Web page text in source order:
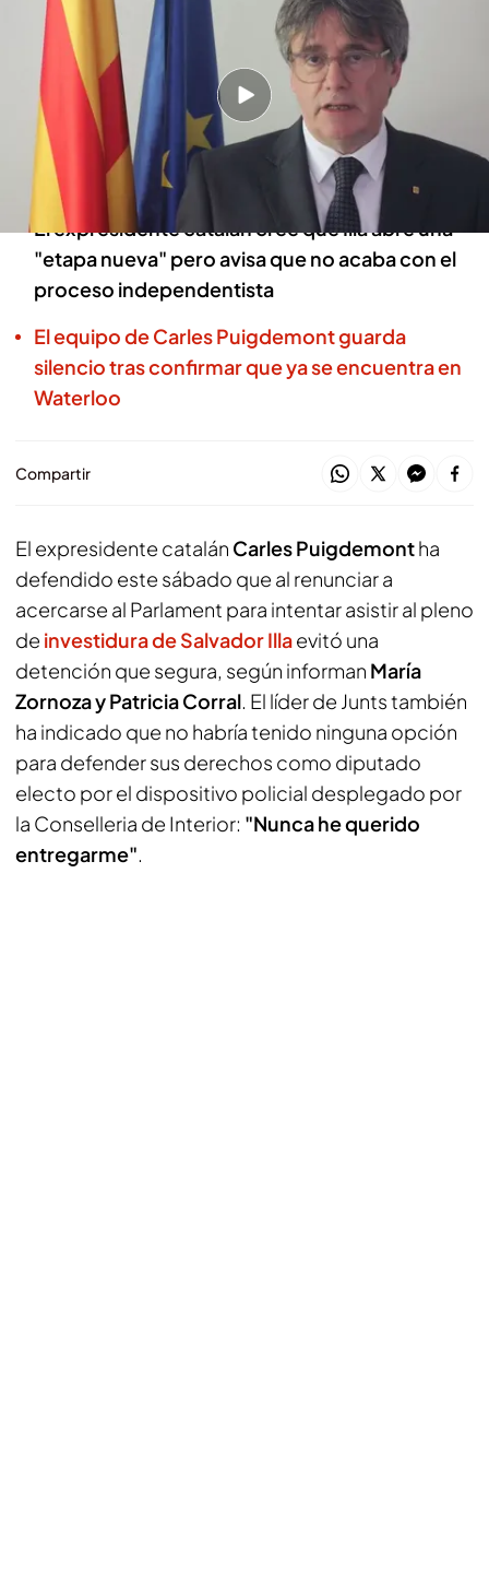
Redacción digital Noticias Cuatro Europa Press
10 AGO 2024 - 21:07h.
Carles Puigdemont señala que "la represión
desatada es feroz y se está encarnizando
contra determinadas personas"
El expresidente catalán cree que Illa abre una
"etapa nueva" pero avisa que no acaba con el
proceso independentista
El equipo de Carles Puigdemont guarda
silencio tras confirmar que ya se encuentra en
Waterloo
Compartir
El expresidente catalán Carles Puigdemontha
defendido este sábado que al renunciar a
acercarse al Parlament para intentar asistir al pleno
de investidura de Salvador Illaevitó una
detención que segura, según informan María
Zornoza y Patricia Corral. El líder de Junts también
ha indicado que no habría tenido ninguna opción
para defender sus derechos como diputado
electo por el dispositivo policial desplegado por
la Conselleria de Interior: "Nunca he querido
entregarme".